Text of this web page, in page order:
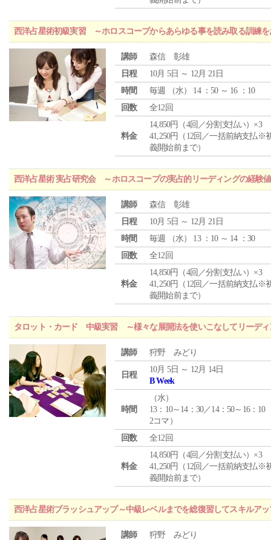
西洋占星術初級実習 ～ホロスコープからあらゆる事を読み取る訓練を
講師
森信 彰雄
日程
10月 5日 ～ 12月 21日
時間
毎週 （水） 14 ：50 ～ 16 ：10
回数
全12回
料金
14,850円（4回／分割支払い）×3
41,250円（12回／一括前納支払※
義開始前まで）
西洋占星術 実占研究会 ～ホロスコープの実占的リーディングの経験
講師
森信 彰雄
日程
10月 5日 ～ 12月 21日
時間
毎週 （水） 13 ：10 ～ 14 ：30
回数
全12回
料金
14,850円（4回／分割支払い）×3
41,250円（12回／一括前納支払※
義開始前まで）
タロット・カード 中級実習 ～様々な展開法を使いこなしてリーディ
講師 狩野 みどり
日程
10月 5日 ～ 12月 14日
B Week
時間
（水）
13：10～14：30／14：50～16：10
2コマ）
回数
全12回
料金
14,850円（4回／分割支払い）×3
41,250円（12回／一括前納支払※
義開始前まで）
西洋占星術ブラッシュアップ～中級レベルまでを総復習してスキルア
講師 狩野 みどり